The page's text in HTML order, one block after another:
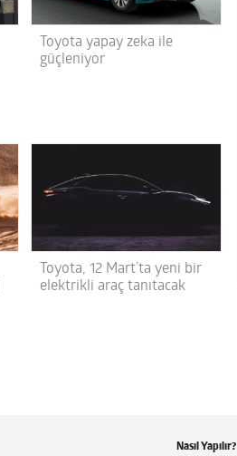
Toyota yapay zeka ile
güçleniyor
Toyota, 12 Mart’ta yeni bir
elektrikli araç tanıtacak
Nasıl Yapılır?